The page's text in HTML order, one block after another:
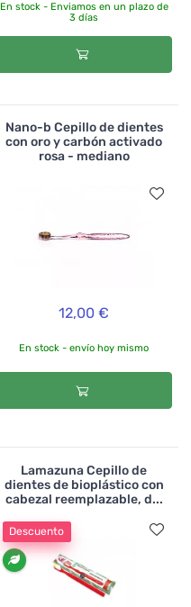
En stock - Enviamos en un plazo de
3 días
Nano-b Cepillo de dientes
con oro y carbón activado
rosa - mediano
12,00 €
En stock - envío hoy mismo
Lamazuna Cepillo de
dientes de bioplástico con
cabezal reemplazable, d...
Descuento